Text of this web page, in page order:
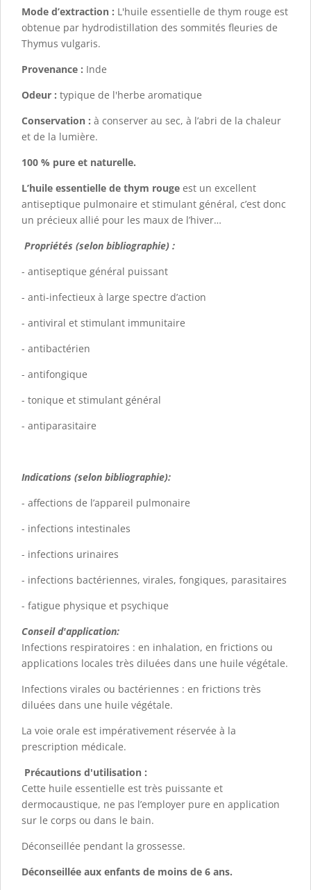
Mode d’extraction : L'huile essentielle de thym rouge est
obtenue par hydrodistillation des sommités fleuries de
Thymus vulgaris.
Provenance : Inde
Odeur : typique de l'herbe aromatique
Conservation : à conserver au sec, à l’abri de la chaleur
et de la lumière.
100 % pure et naturelle.
L’huile essentielle de thym rouge est un excellent
antiseptique pulmonaire et stimulant général, c’est donc
un précieux allié pour les maux de l’hiver…
Propriétés (selon bibliographie) :
- antiseptique général puissant
- anti-infectieux à large spectre d’action
- antiviral et stimulant immunitaire
- antibactérien
- antifongique
- tonique et stimulant général
- antiparasitaire
Indications (selon bibliographie):
- affections de l’appareil pulmonaire
- infections intestinales
- infections urinaires
- infections bactériennes, virales, fongiques, parasitaires
- fatigue physique et psychique
Conseil d'application:
Infections respiratoires : en inhalation, en frictions ou
applications locales très diluées dans une huile végétale.
Infections virales ou bactériennes : en frictions très
diluées dans une huile végétale.
La voie orale est impérativement réservée à la
prescription médicale.
Précautions d'utilisation :
Cette huile essentielle est très puissante et
dermocaustique, ne pas l’employer pure en application
sur le corps ou dans le bain.
Déconseillée pendant la grossesse.
Déconseillée aux enfants de moins de 6 ans.